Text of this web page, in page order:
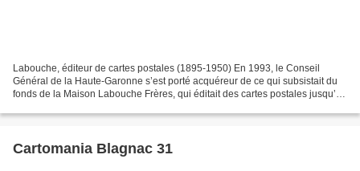
Labouche, éditeur de cartes postales (1895-1950) En 1993, le Conseil
Général de la Haute-Garonne s’est porté acquéreur de ce qui subsistait du
fonds de la Maison Labouche Frères, qui éditait des cartes postales jusqu’au
Cartomania Blagnac 31